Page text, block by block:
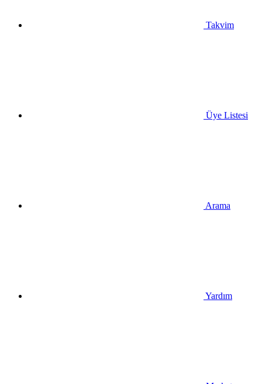
Takvim
Üye Listesi
Arama
Yardım